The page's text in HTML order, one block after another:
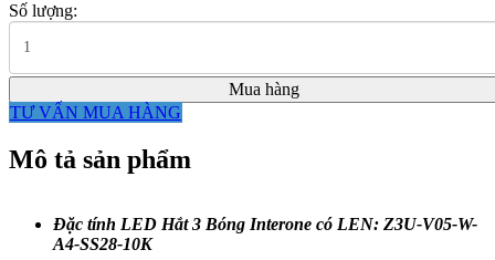
Số lượng:
Mua hàng
TƯ VẤN MUA HÀNG
Mô tả sản phẩm
Đặc tính LED Hắt 3 Bóng Interone có LEN: Z3U-V05-W-
A4-SS28-10K